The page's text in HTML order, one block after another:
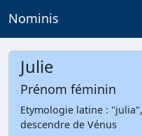
Nominis
Julie
Prénom féminin
Etymologie latine :
descendre de Vénus